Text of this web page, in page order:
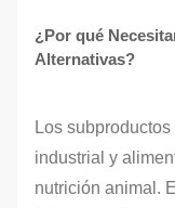
¿Por qué
Alternativas?
Los
industrial y
nutrición animal.